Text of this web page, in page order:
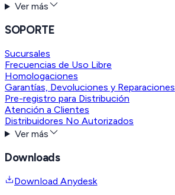
Ver más
SOPORTE
Sucursales
Frecuencias de Uso Libre
Homologaciones
Garantías, Devoluciones y Reparaciones
Pre-registro para Distribución
Atención a Clientes
Distribuidores No Autorizados
Ver más
Downloads
Download Anydesk